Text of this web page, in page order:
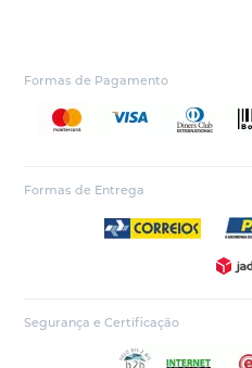
Formas de Pagamento
Formas de Entrega
Segurança e Certificação